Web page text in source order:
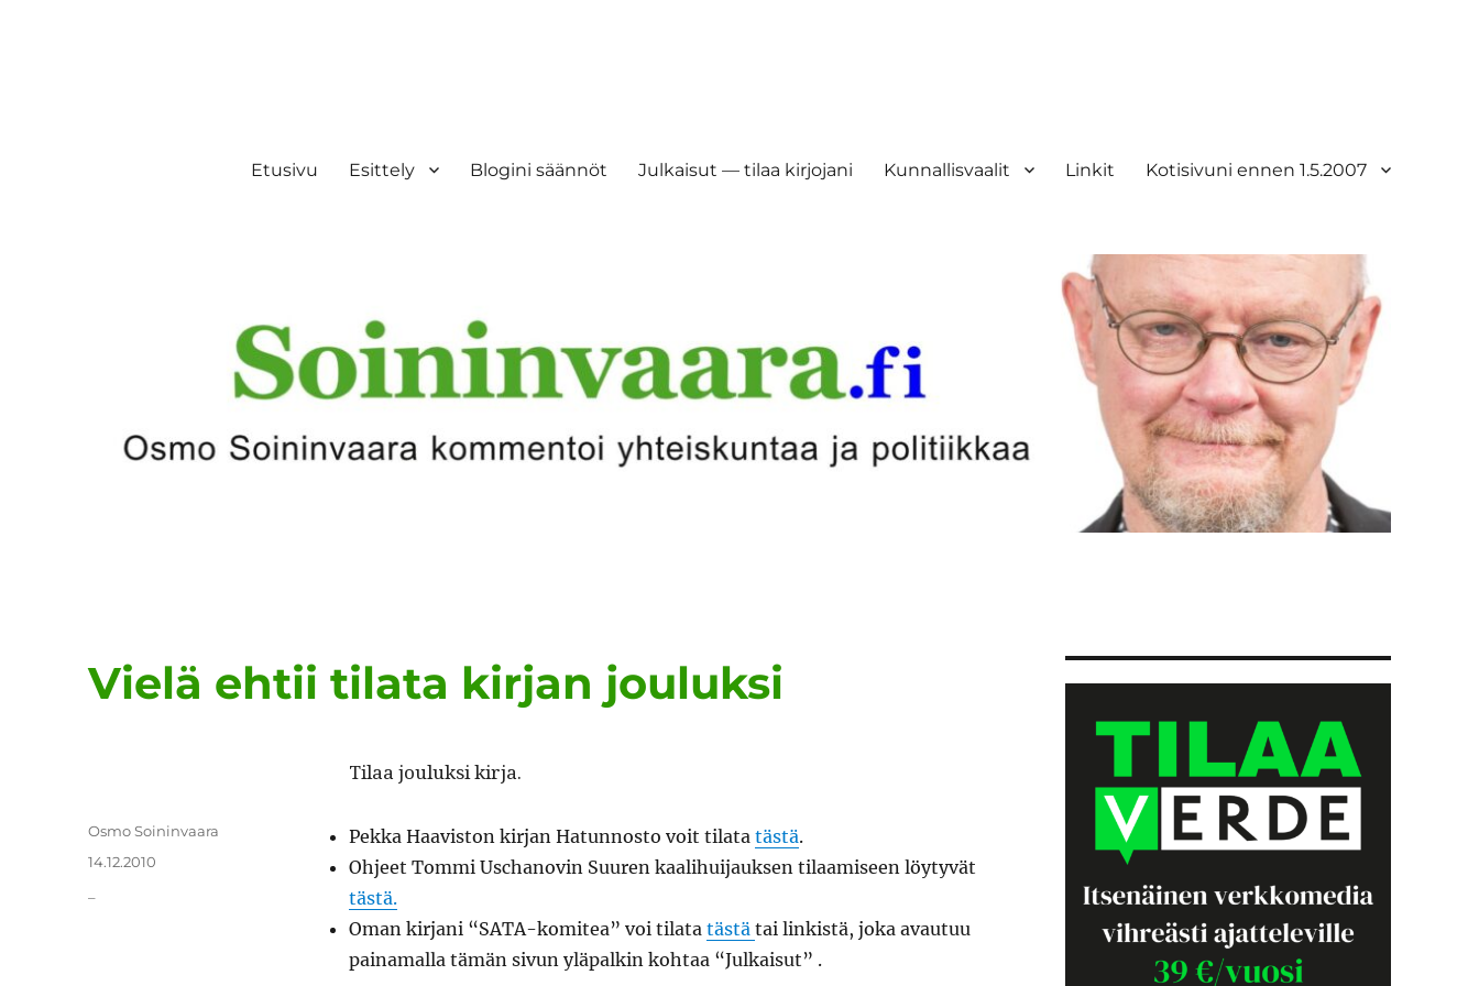
Etusivu Esittely Blogini säännöt Julkaisut — tilaa kirjojani Kunnallisvaalit Linkit Kotisivuni ennen 1.5.2007
Vielä ehtii tilata kirjan jouluksi
Tilaa jouluk­si kirja.
Pekka Haav­is­ton kir­jan Hatun­nos­to voit tila­ta tästä.
Ohjeet Tom­mi Uschanovin Suuren kaal­i­hui­jauk­sen tilaamiseen löy­tyvät
tästä.
Oman kir­jani “SATA-komitea” voi tila­ta tästä tai linkistä, joka avau­tuu
paina­mal­la tämän sivun ylä­palkin kohtaa “Julka­isut” .
Kirjoittaja
Osmo Soininvaara
Julkaistu
14.12.2010